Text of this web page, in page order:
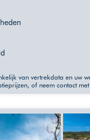
van vertrekdata en uw
of neem contact